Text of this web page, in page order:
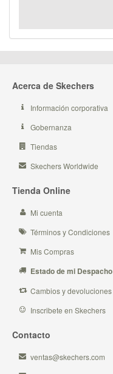
Acerca de Skechers
Información corporativa
Gobernanza
Tiendas
Skechers Worldwide
Tienda Online
Mi cuenta
Términos y Condiciones
Mis Compras
Estado de mi Despacho
Cambios y devoluciones
Inscribete en Skechers
Contacto
ventas@skechers.com